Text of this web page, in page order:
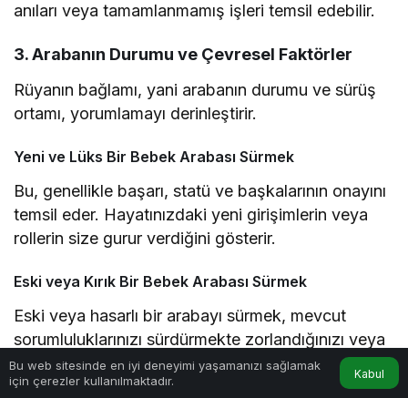
anıları veya tamamlanmamış işleri temsil edebilir.
3. Arabanın Durumu ve Çevresel Faktörler
Rüyanın bağlamı, yani arabanın durumu ve sürüş
ortamı, yorumlamayı derinleştirir.
Yeni ve Lüks Bir Bebek Arabası Sürmek
Bu, genellikle başarı, statü ve başkalarının onayını
temsil eder. Hayatınızdaki yeni girişimlerin veya
rollerin size gurur verdiğini gösterir.
Eski veya Kırık Bir Bebek Arabası Sürmek
Eski veya hasarlı bir arabayı sürmek, mevcut
sorumluluklarınızı sürdürmekte zorlandığınızı veya
geçmişteki bir hatanın sonuçlarıyla uğraştığınızı
simgeleyebilir.
Bu web sitesinde en iyi deneyimi yaşamanızı sağlamak
için çerezler kullanılmaktadır.
Kabul
Anasayfa Hesabım